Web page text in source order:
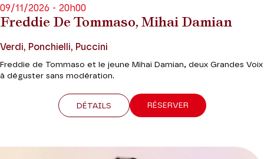
Freddie De Tommaso, Mihai Damian
09/11/2026 - 20h00
Verdi, Ponchielli, Puccini
Freddie de Tommaso et le jeune Mihai Damian, deux Grandes Voix
à déguster sans modération.
DÉTAILS RÉSERVER